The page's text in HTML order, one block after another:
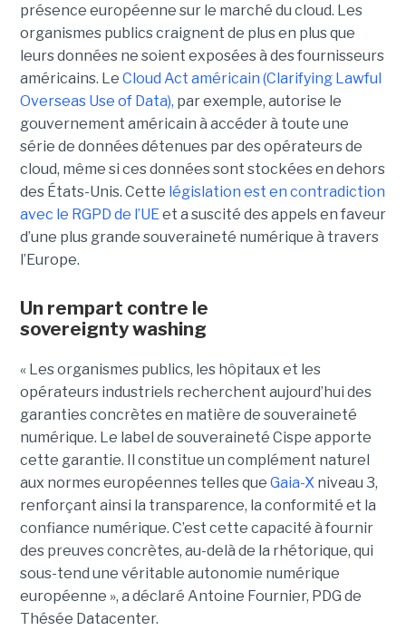
présence européenne sur le marché du cloud. Les
organismes publics craignent de plus en plus que
leurs données ne soient exposées à des fournisseurs
américains. Le Cloud Act américain (Clarifying Lawful
Overseas Use of Data), par exemple, autorise le
gouvernement américain à accéder à toute une
série de données détenues par des opérateurs de
cloud, même si ces données sont stockées en dehors
des États-Unis. Cette législation est en contradiction
avec le RGPD de l’UEet a suscité des appels en faveur
d’une plus grande souveraineté numérique à travers
l’Europe.
Un rempart contre le
sovereignty washing
« Les organismes publics, les hôpitaux et les
opérateurs industriels recherchent aujourd’hui des
garanties concrètes en matière de souveraineté
numérique. Le label de souveraineté Cispe apporte
cette garantie. Il constitue un complément naturel
aux normes européennes telles que Gaia-Xniveau 3,
renforçant ainsi la transparence, la conformité et la
confiance numérique. C’est cette capacité à fournir
des preuves concrètes, au-delà de la rhétorique, qui
sous-tend une véritable autonomie numérique
européenne », a déclaré Antoine Fournier, PDG de
Thésée Datacenter.